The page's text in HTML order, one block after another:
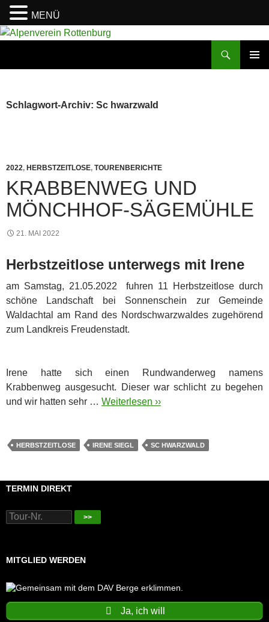
Zum
Schlagwort-Archiv: Sc hwarzwald
2022, HERBSTZEITLOSE, TOURENBERICHTE
KRABBENWEG UND
MÖNCHHOF-SÄGEMÜHLE
21. MAI 2022
Herbstzeitlose unterwegs mit Irene
am Samstag, 21.05.2022 fuhren 11 Herbstzeitlose durch
schöne Landschaft bei Sonnenschein zur Gemeinde
Waldachtal am Rand des Nordschwarzwaldes zugehörend
zum Landkreis Freudenstadt.
Irene hatte sich einen Rundwanderweg namens
Krabbenweg ausgesucht. Dieser war schlicht zu begehen
und wir hatten sehr … Weiterlesen ››
HERBSTZEITLOSE IRENE SIEGL SC HWARZWALD
TERMIN DIREKT
>>
MITGLIED WERDEN
Ja, ich will
MENÜ